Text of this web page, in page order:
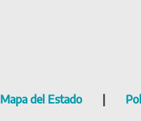
Mapa del Estado